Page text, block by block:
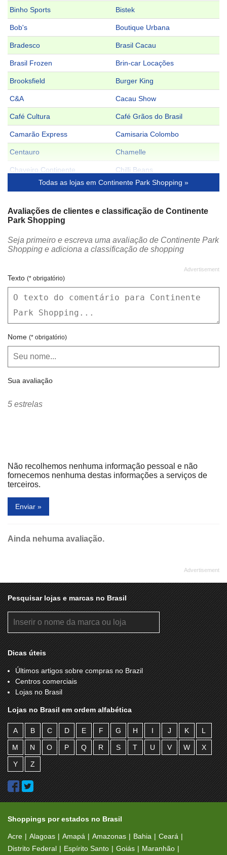
Binho Sports Bistek
Bob's Boutique Urbana
Bradesco Brasil Cacau
Brasil Frozen Brin-car Locações
Brooksfield Burger King
C&A Cacau Show
Café Cultura Café Grãos do Brasil
Camarão Express Camisaria Colombo
Centauro Chamelle
Chaveiro Continente Chilli Beans
Claro
Colchões Ortobom Companhia da Moda
Continente Cell Phone
Croasonho CVC
Dana Biju
Divino Fogão Doce Desejo
Dudalina
Ferrero Fini
Flamingo Fun Case
Ga'apy Amazônica
Gabriela Mulher
Hering Kids Hering Store
In Love
iPlace Mobile
JMC Bijoux
Kids Park Korova
Lacoste Lady & Lord
Lança Perfume Lanzara
Lavação Real Clean Le Lis Blanc
Le Parfumeur Les Chemises
Liga Retrô Livrarias Catarinense
Loft Lojas Americanas
Lojas Colombo Lotérica
Lugano Chocolates Lupo
Luz da Lua Madero
Magazine Luiza Magic Games
Makis Place Mamma Mia Express
Mini Kalzone MMartan
Todas as lojas em Continente Park Shopping »
Avaliações de clientes e classificação de Continente
Park Shopping
Seja primeiro e escreva uma avaliação de Continente Park
Shopping e adiciona a classificação de shopping
Texto (* obrigatório)
Nome (* obrigatório)
Sua avaliação
5 estrelas
Não recolhemos nenhuma informação pessoal e não
fornecemos nenhuma destas informações a serviços de
terceiros.
Enviar »
Ainda nehuma avaliação.
Pesquisar lojas e marcas no Brasil
Dicas úteis
Últimos artigos sobre compras no Brazil
Centros comerciais
Lojas no Brasil
Lojas no Brasil em ordem alfabética
A B C D E F G H I J K L
M N O P Q R S T U V W X
Y Z
Shoppings por estados no Brasil
Acre Alagoas Amapá Amazonas Bahia
Ceará
Distrito Federal
Espírito Santo Goiás Maranhão